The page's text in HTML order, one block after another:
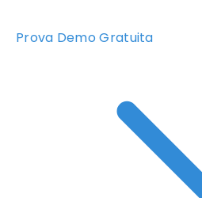
Prova Demo Gratuita